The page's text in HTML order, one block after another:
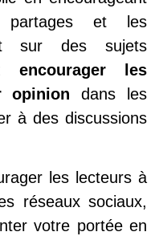
partages et les
sur des sujets
encourager les
opinion dans les
à des discussions
les lecteurs à
réseaux sociaux,
votre portée en